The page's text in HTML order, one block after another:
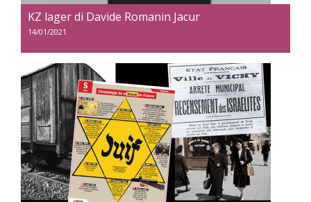
KZ lager di Davide Romanin Jacur
14/01/2021